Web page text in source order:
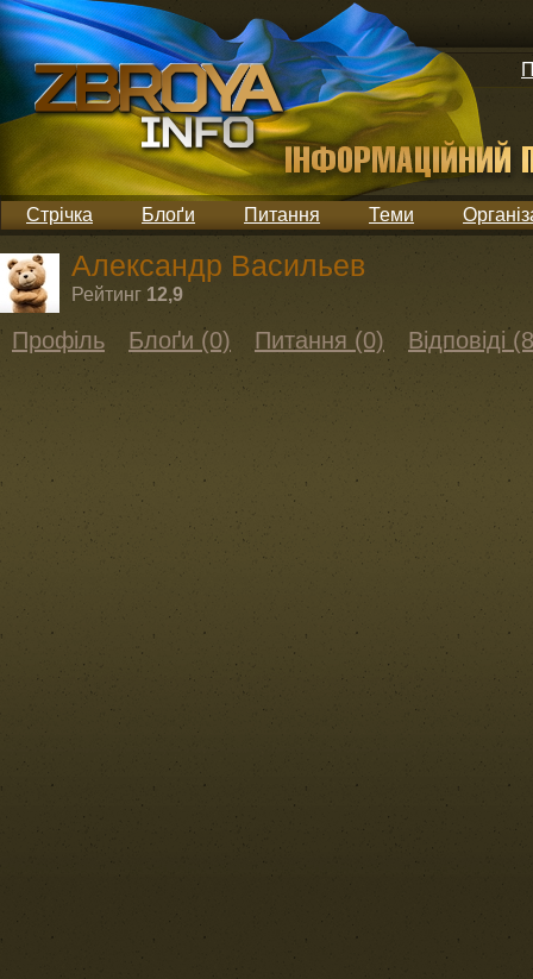
Стрічка Блоґи Питання Теми
Александр Васильев
Рейтинг 12,9
Профіль Блоґи (0) Питання (0) Відповіді